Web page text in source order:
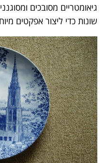
גיאומטריים מסובכים
שונות כדי ליצור אפקטים